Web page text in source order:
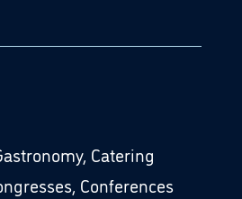
Catering
Conferences